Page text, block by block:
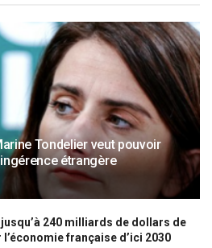
Tondelier veut pouvoir
étrangère
240 milliards de dollars de
française d’ici 2030